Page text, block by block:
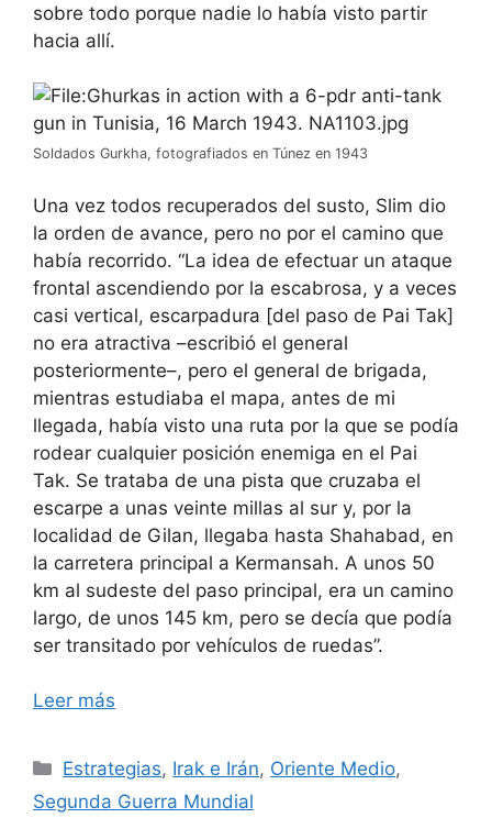
sobre todo porque nadie lo había visto partir
hacia allí.
Soldados Gurkha, fotografiados en Túnez en 1943
Una vez todos recuperados del susto, Slim dio
la orden de avance, pero no por el camino que
había recorrido. “La idea de efectuar un ataque
frontal ascendiendo por la escabrosa, y a veces
casi vertical, escarpadura [del paso de Pai Tak]
no era atractiva –escribió el general
posteriormente–, pero el general de brigada,
mientras estudiaba el mapa, antes de mi
llegada, había visto una ruta por la que se podía
rodear cualquier posición enemiga en el Pai
Tak. Se trataba de una pista que cruzaba el
escarpe a unas veinte millas al sur y, por la
localidad de Gilan, llegaba hasta Shahabad, en
la carretera principal a Kermansah. A unos 50
km al sudeste del paso principal, era un camino
largo, de unos 145 km, pero se decía que podía
ser transitado por vehículos de ruedas”.
Leer más
Categorías
Estrategias, Irak e Irán, Oriente Medio,
Segunda Guerra Mundial